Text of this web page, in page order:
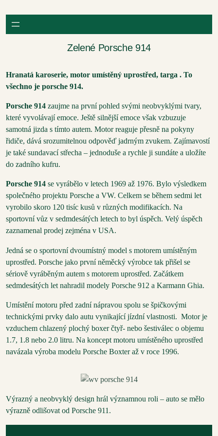
obsah
Zelené Porsche 914
Hranatá karoserie, motor umístěný uprostřed, targa . To
všechno je porsche 914.
Porsche 914 zaujme na první pohled svými neobvyklými tvary,
které vyvolávají emoce. Ještě silnější emoce však vzbuzuje
samotná jizda s tímto autem. Motor reaguje přesně na pokyny
řidiče, dává srozumitelnou odpověď jadrným zvukem. Zajímavostí
je také sundavací střecha – jednoduše a rychle ji sundáte a uložíte
do zadního kufru.
Porsche 914 se vyrábělo v letech 1969 až 1976. Bylo výsledkem
společného projektu Porsche a VW. Celkem se během sedmi let
vyrobilo skoro 120 tisíc kusů v různých modifikacích. Na
sportovní vůz v sedmdesátých letech to byl úspěch. Velý úspěch
zaznamenal prodej zejména v USA.
Jedná se o sportovní dvoumístný model s motorem umístěným
uprostřed. Porsche jako první něměcký výrobce tak přišel se
sériově vyráběným autem s motorem uprostřed. Začátkem
sedmdesátých let nahradil modely Porsche 912 a Karmann Ghia.
Umístění motoru před zadní nápravou spolu se špičkovými
technickými prvky dalo autu vynikající jízdní vlastnosti. Motor je
vzduchem chlazený plochý boxer čtyř- nebo šestiválec o objemu
1.7, 1.8 nebo 2.0 litru. Na koncept motoru umístěného uprostřed
navázala výroba modelu Porsche Boxter až v roce 1996.
Výrazný a neobvyklý design hrál významnou roli – auto se mělo
výrazně odlišovat od Porsche 911.